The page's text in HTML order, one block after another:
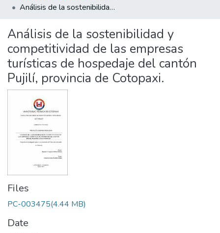
Statistics
Análisis de la sostenibilidad y competitividad de las empresas turísticas de hospedaje del cantón Pujilí, provincia de Cotopaxi.
Análisis de la sostenibilidad y
competitividad de las empresas
turísticas de hospedaje del cantón
Pujilí, provincia de Cotopaxi.
Files
PC-003475(4.44 MB)
Date